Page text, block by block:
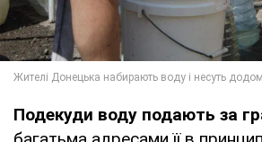
Подекуди воду подають за